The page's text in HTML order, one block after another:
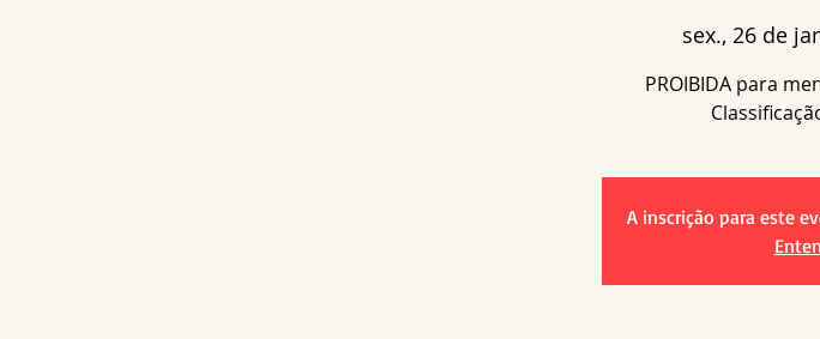
sex., 26 de
PROIBIDA para
A inscrição para este